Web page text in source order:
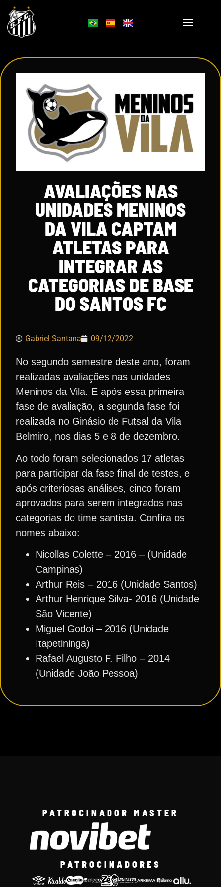
AVALIAÇÕES NAS
UNIDADES MENINOS
DA VILA CAPTAM
ATLETAS PARA
INTEGRAR AS
CATEGORIAS DE BASE
DO SANTOS FC
Gabriel Santana 09/12/2022
No segundo semestre deste ano, foram
realizadas avaliações nas unidades
Meninos da Vila. E após essa primeira
fase de avaliação, a segunda fase foi
realizada no Ginásio de Futsal da Vila
Belmiro, nos dias 5 e 8 de dezembro.
Ao todo foram selecionados 17 atletas
para participar da fase final de testes, e
após criteriosas análises, cinco foram
aprovados para serem integrados nas
categorias do time santista. Confira os
nomes abaixo:
Nicollas Colette – 2016 – (Unidade
Campinas)
Arthur Reis – 2016 (Unidade Santos)
Arthur Henrique Silva- 2016 (Unidade
São Vicente)
Miguel Godoi – 2016 (Unidade
Itapetininga)
Rafael Augusto F. Filho – 2014
(Unidade João Pessoa)
PATROCINADOR MASTER
PATROCINADORES